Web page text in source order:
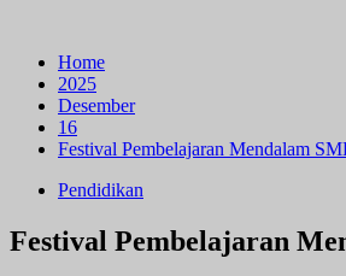
Home
2025
Desember
16
Festival Pembelajaran Mendalam
Pendidikan
Festival Pembelajaran